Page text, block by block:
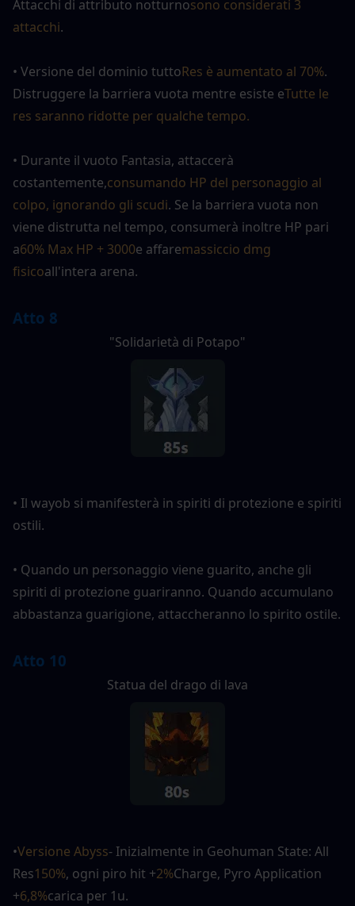
Attacchi di attributo notturnosono considerati 3
attacchi.
• Versione del dominio tuttoRes è aumentato al 70%.
Distruggere la barriera vuota mentre esiste eTutte le
res saranno ridotte per qualche tempo.
• Durante il vuoto Fantasia, attaccerà
costantemente,consumando HP del personaggio al
colpo, ignorando gli scudi. Se la barriera vuota non
viene distrutta nel tempo, consumerà inoltre HP pari
a60% Max HP + 3000e affaremassiccio dmg
fisicoall'intera arena.
Atto 8
"Solidarietà di Potapo"
• Il wayob si manifesterà in spiriti di protezione e spiriti
ostili.
• Quando un personaggio viene guarito, anche gli
spiriti di protezione guariranno. Quando accumulano
abbastanza guarigione, attaccheranno lo spirito ostile.
Atto 10
Statua del drago di lava
•Versione Abyss- Inizialmente in Geohuman State: All
Res150%, ogni piro hit +2%Charge, Pyro Application
+6,8%carica per 1u.